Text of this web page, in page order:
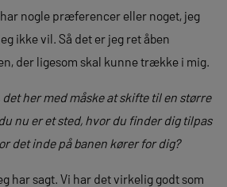
nogle præferencer eller noget, jeg
ikke vil. Så det er jeg ret åben
der ligesom skal kunne trække i mig.
her med måske at skifte til en større
nu er et sted, hvor du finder dig tilpas
det inde på banen kører for dig?
har sagt. Vi har det virkelig godt som